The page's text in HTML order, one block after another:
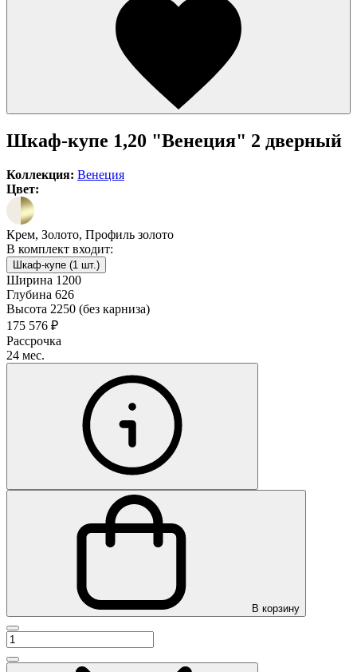
Шкаф-купе 1,20 "Венеция" 2 дверный
Коллекция: Венеция
Цвет:
Крем, Золото, Профиль золото
В комплект входит:
Шкаф-купе (1 шт.)
Ширина 1200
Глубина 626
Высота 2250 (без карниза)
175 576 ₽
Рассрочка
24 мес.
В корзину